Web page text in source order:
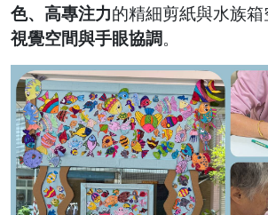
色、高專注力的精細剪紙與水族箱
視覺空間與手眼協調。